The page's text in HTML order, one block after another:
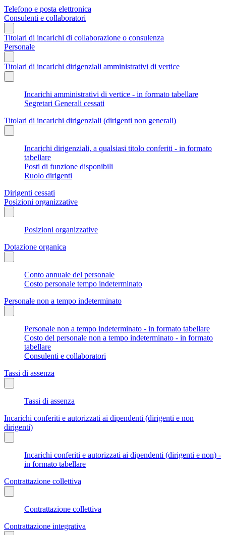
Telefono e posta elettronica
Consulenti e collaboratori
Titolari di incarichi di collaborazione o consulenza
Personale
Titolari di incarichi dirigenziali amministrativi di vertice
Incarichi amministrativi di vertice - in formato tabellare
Segretari Generali cessati
Titolari di incarichi dirigenziali (dirigenti non generali)
Incarichi dirigenziali, a qualsiasi titolo conferiti - in formato
tabellare
Posti di funzione disponibili
Ruolo dirigenti
Dirigenti cessati
Posizioni organizzative
Posizioni organizzative
Dotazione organica
Conto annuale del personale
Costo personale tempo indeterminato
Personale non a tempo indeterminato
Personale non a tempo indeterminato - in formato tabellare
Costo del personale non a tempo indeterminato - in formato
tabellare
Consulenti e collaboratori
Tassi di assenza
Tassi di assenza
Incarichi conferiti e autorizzati ai dipendenti (dirigenti e non
dirigenti)
Incarichi conferiti e autorizzati ai dipendenti (dirigenti e non) -
in formato tabellare
Contrattazione collettiva
Contrattazione collettiva
Contrattazione integrativa